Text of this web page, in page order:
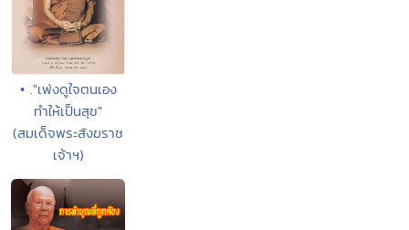
• ."เพ่งดูใจตนเอง
ทำให้เป็นสุข"
(สมเด็จพระสังฆราช
เจ้าฯ)